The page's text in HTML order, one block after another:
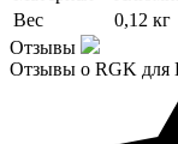
Вес
0,12 кг
Отзывы
Отзывы о RGK для